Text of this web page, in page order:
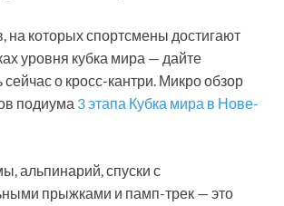
на которых спортсмены достигают
уровня кубка мира — дайте
сейчас о кросс-кантри. Микро обзор
подиума 3 этапа Кубка мира в Нове-
альпинарий, спуски с
прыжками и памп-трек — это